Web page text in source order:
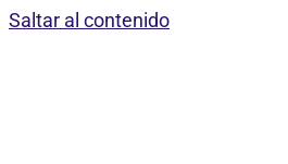
Saltar al contenido